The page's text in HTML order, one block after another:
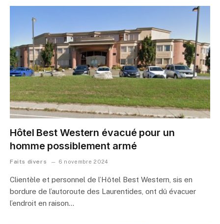
Hôtel Best Western évacué pour un
homme possiblement armé
Faits divers 6 novembre 2024
Clientèle et personnel de l’Hôtel Best Western, sis en
bordure de l’autoroute des Laurentides, ont dû évacuer
l’endroit en raison…